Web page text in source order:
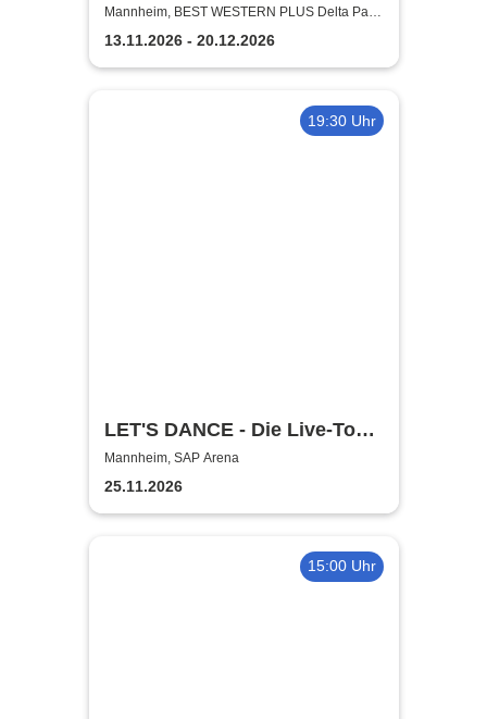
Mannheim, BEST WESTERN PLUS Delta Park
Hotel
13.11.2026 - 20.12.2026
19:30 Uhr
LET'S DANCE - Die Live-Tour
2026
Mannheim, SAP Arena
25.11.2026
15:00 Uhr